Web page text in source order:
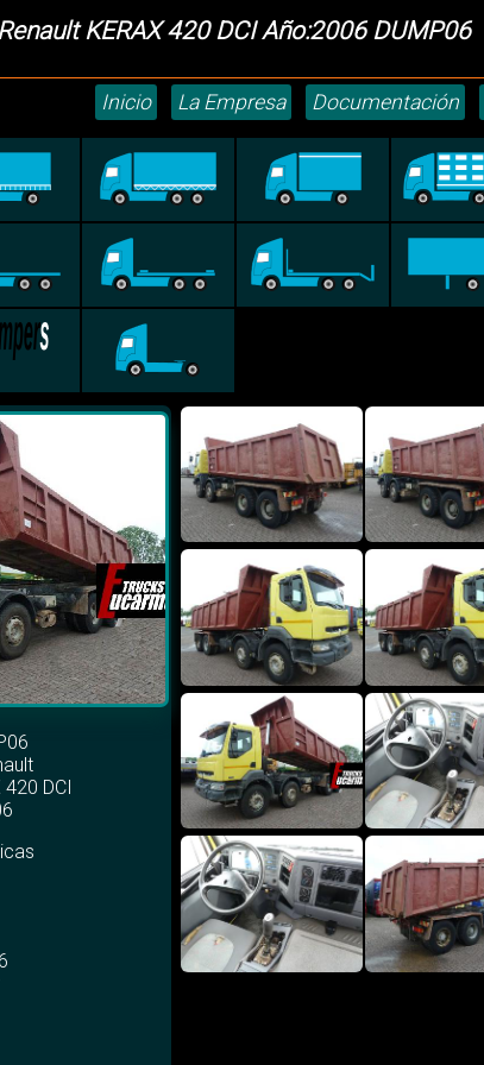
KERAX 420 DCI Año:2006 DUMP06
Inicio La Empresa Documentación
420 DCI